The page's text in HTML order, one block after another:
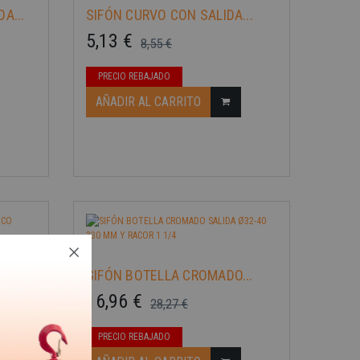
SIFÓN CURVO CON SALIDA...
8,55 €
5,13 €
PRECIO REBAJADO
AÑADIR AL CARRITO
SIFÓN BOTELLA CROMADO...
28,27 €
16,96 €
PRECIO REBAJADO